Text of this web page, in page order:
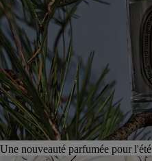
Une nouveauté parfumée pour l'été